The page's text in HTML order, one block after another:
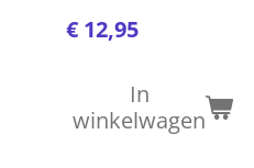
€ 12,95
In
winkelwagen